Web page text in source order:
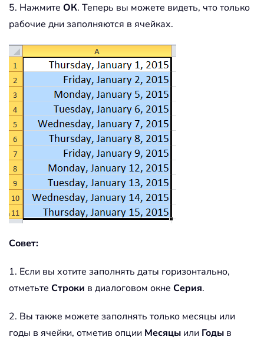
5. Нажмите ОК. Теперь вы можете видеть, что только
рабочие дни заполняются в ячейках.
Совет:
1. Если вы хотите заполнять даты горизонтально,
отметьте Строки в диалоговом окне Серия.
2. Вы также можете заполнять только месяцы или
годы в ячейки, отметив опции Месяцы или Годы в